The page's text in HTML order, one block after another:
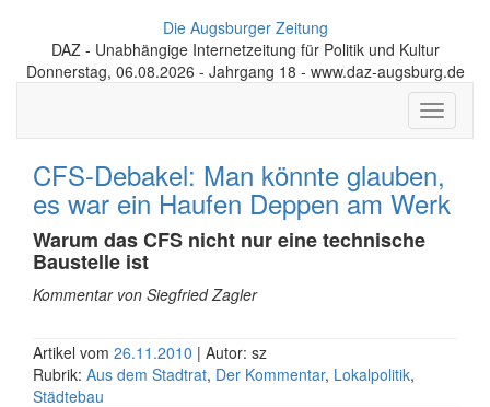
Die Augsburger Zeitung
DAZ - Unabhängige Internetzeitung für Politik und Kultur
Donnerstag, 06.08.2026 - Jahrgang 18 - www.daz-augsburg.de
Toggle
CFS-Debakel: Man könnte glauben,
es war ein Haufen Deppen am Werk
Warum das CFS nicht nur eine technische
Baustelle ist
Kommentar von Siegfried Zagler
Artikel vom 26.11.2010 | Autor: sz
Rubrik: Aus dem Stadtrat, Der Kommentar, Lokalpolitik,
Städtebau